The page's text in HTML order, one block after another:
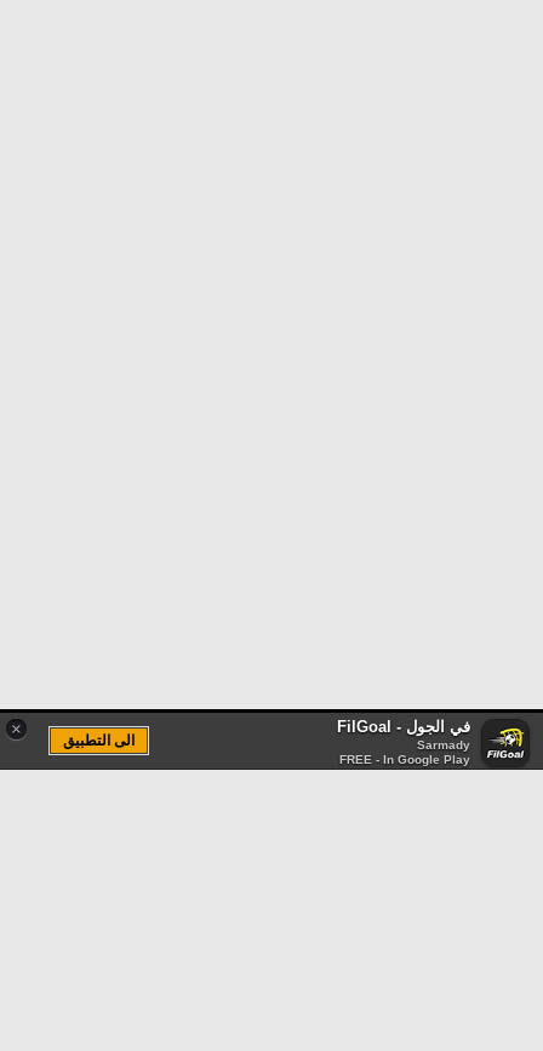
× في الجول - FilGoal
Sarmady
FREE - In Google Play
الى التطبيق